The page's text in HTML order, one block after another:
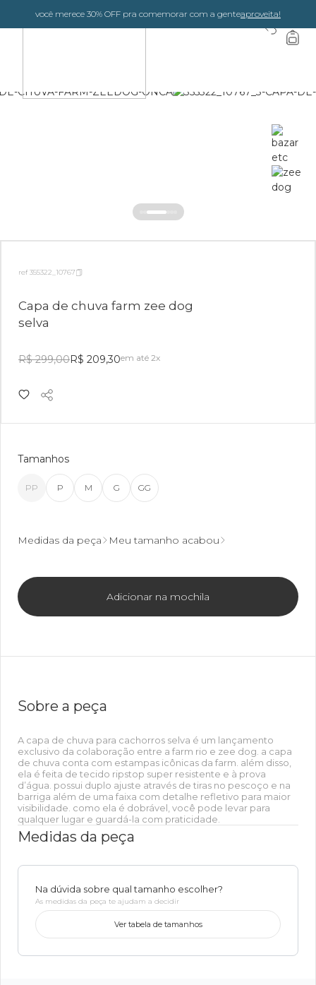
você merece 30% OFF pra comemorar com a genteaproveita!
ref 355322_10767
Capa de chuva farm zee dog
selva
R$ 299,00R$ 209,30em até 2x
Tamanhos
PP P M G GG
Medidas da peça Meu tamanho acabou
Adicionar na mochila
Sobre a peça
A capa de chuva para cachorros selva é um lançamento
exclusivo da colaboração entre a farm rio e zee dog. a capa
de chuva conta com estampas icônicas da farm. além disso,
ela é feita de tecido ripstop super resistente e à prova
d’água. possui duplo ajuste através de tiras no pescoço e na
barriga além de uma faixa com detalhe refletivo para maior
visibilidade. como ela é dobrável, você pode levar para
qualquer lugar e guardá-la com praticidade.
Medidas da peça
Na dúvida sobre qual tamanho escolher?
As medidas da peça te ajudam a decidir
Ver tabela de tamanhos